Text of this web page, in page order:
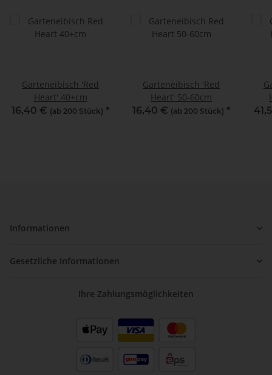
Garteneibisch 'Red
Heart' 40+cm
16,40 € (ab 200 Stück) *
Garteneibisch 'Red
Heart' 50-60cm
16,40 € (ab 200 Stück) *
Informationen
Gesetzliche Informationen
Ihre Zahlungsmöglichkeiten